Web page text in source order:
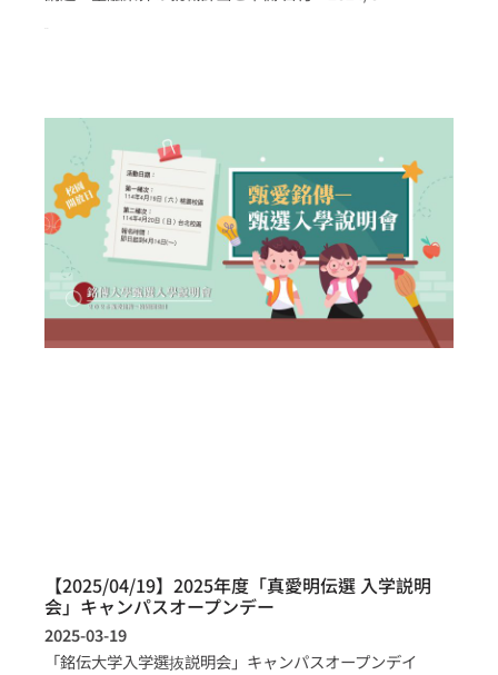
【2025/04/19】2025年度「真愛明伝選 入学説明
会」キャンパスオープンデー
2025-03-19
「銘伝大学入学選抜説明会」キャンパスオープンデイ